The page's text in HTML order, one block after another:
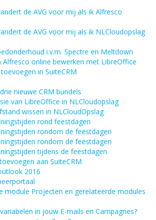
de AVG voor mij als ik Alfresco
de AVG voor mij als ik NLCloudopslag
i.v.m. Spectre en Meltdown
Alfresco online bewerken met LibreOffice
in SuiteCRM
nieuwe CRM bundels
van LibreOffice in NLCloudopslag
wissen in NLCloudOpslag
rond feestdagen
rondom de feestdagen
rondom de feestdagen
tijdens de feestdagen
aan SuiteCRM
2016
module Projecten en gerelateerde modules
in jouw E-mails en Campagnes?